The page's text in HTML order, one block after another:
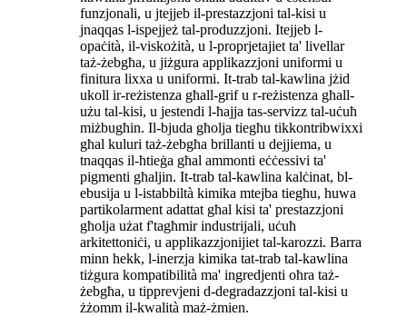
funzjonali, u jtejjeb il-prestazzjoni tal-kisi u
jnaqqas l-ispejjeż tal-produzzjoni. Itejjeb l-
opaċità, il-viskożità, u l-proprjetajiet ta' livellar
taż-żebgħa, u jiżgura applikazzjoni uniformi u
finitura lixxa u uniformi. It-trab tal-kawlina jżid
ukoll ir-reżistenza għall-grif u r-reżistenza għall-
użu tal-kisi, u jestendi l-ħajja tas-servizz tal-uċuħ
miżbugħin. Il-bjuda għolja tiegħu tikkontribwixxi
għal kuluri taż-żebgħa brillanti u dejjiema, u
tnaqqas il-ħtieġa għal ammonti eċċessivi ta'
pigmenti għaljin. It-trab tal-kawlina kalċinat, bl-
ebusija u l-istabbiltà kimika mtejba tiegħu, huwa
partikolarment adattat għal kisi ta' prestazzjoni
għolja użat f'tagħmir industrijali, uċuħ
arkitettoniċi, u applikazzjonijiet tal-karozzi. Barra
minn hekk, l-inerzja kimika tat-trab tal-kawlina
tiżgura kompatibilità ma' ingredjenti oħra taż-
żebgħa, u tipprevjeni d-degradazzjoni tal-kisi u
żżomm il-kwalità maż-żmien.